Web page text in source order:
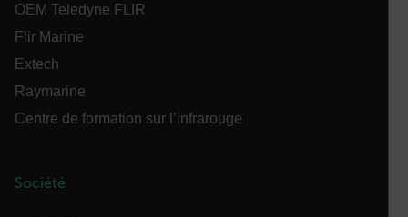
OEM Teledyne FLIR
Flir Marine
Extech
Raymarine
Centre de formation sur l’infrarouge
Société